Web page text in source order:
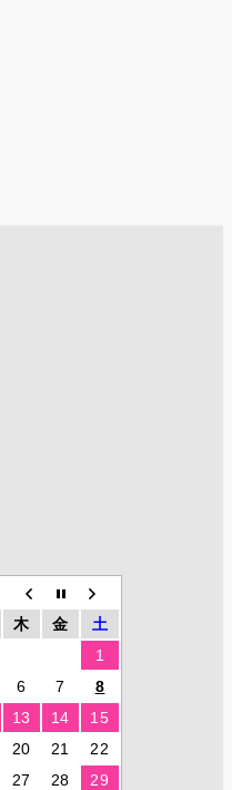
木 金
土
1
6 7
8
13 14
15
20 21
22
27 28
29